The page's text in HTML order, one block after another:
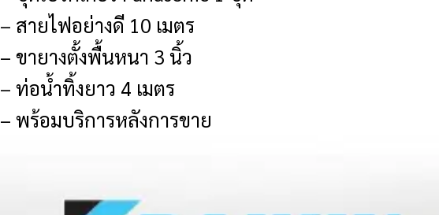
– สายไฟอย่างดี 10 เมตร
– ขายางตั้งพื้นหนา 3 นิ้ว
– ท่อน้ำทิ้งยาว 4 เมตร
– พร้อมบริการหลังการขาย